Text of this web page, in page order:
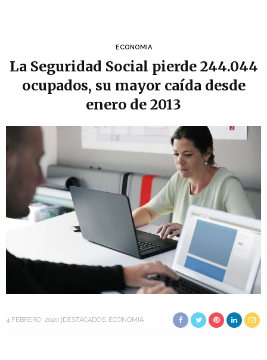
ECONOMIA
La Seguridad Social pierde 244.044
ocupados, su mayor caída desde
enero de 2013
4 FEBRERO, 2020 DESTACADOS ECONOMIA